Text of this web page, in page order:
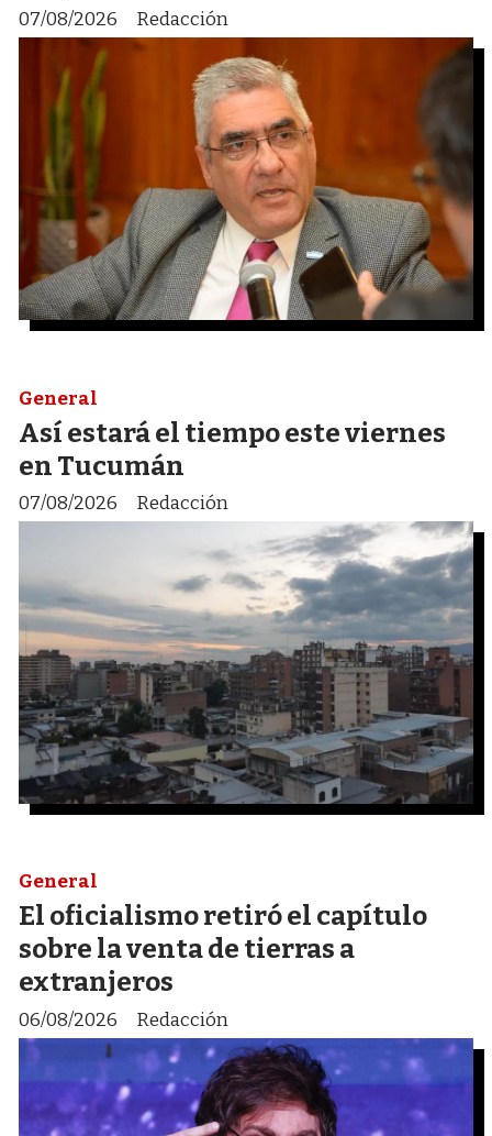
Redacción
07/08/2026
Así estará el tiempo este viernes
en Tucumán
Redacción
General
07/08/2026
El oficialismo retiró el capítulo
sobre la venta de tierras a
extranjeros
Redacción
General
06/08/2026